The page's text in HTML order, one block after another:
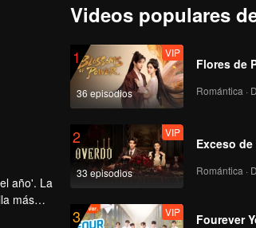
VIP EP05:
VIP EP06:
VIP
año'. La
más
burlas
Videos populares
1
36 episodios
VIP
Flores de
Romántica ·
2
33 episodios
VIP
Exceso de
Romántica ·
3 VIP
Fourever